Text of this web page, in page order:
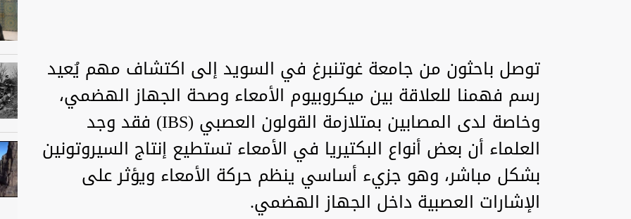
توصل باحثون من جامعة غوتنبرغ في السويد إلى اكتشاف مهم يُعيد
رسم فهمنا للعلاقة بين ميكروبيوم الأمعاء وصحة الجهاز الهضمي،
وخاصة لدى المصابين بمتلازمة القولون العصبي (IBS) فقد وجد
العلماء أن بعض أنواع البكتيريا في الأمعاء تستطيع إنتاج السيروتونين
بشكل مباشر، وهو جزيء أساسي ينظم حركة الأمعاء ويؤثر على
الإشارات العصبية داخل الجهاز الهضمي.